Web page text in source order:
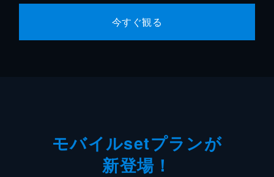
今すぐ観る
モバイルsetプランが
新登場！